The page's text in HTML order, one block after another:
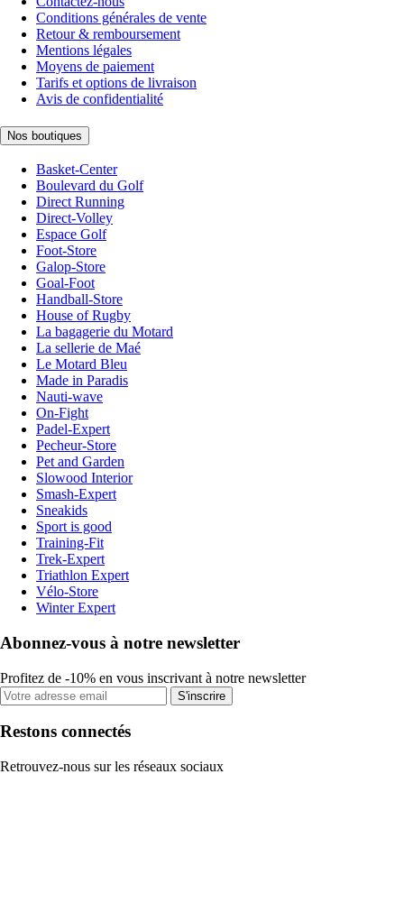
Conditions générales de vente
Retour & remboursement
Mentions légales
Moyens de paiement
Tarifs et options de livraison
Avis de confidentialité
Nos boutiques
Basket-Center
Boulevard du Golf
Direct Running
Direct-Volley
Espace Golf
Foot-Store
Galop-Store
Goal-Foot
Handball-Store
House of Rugby
La bagagerie du Motard
La sellerie de Maé
Le Motard Bleu
Made in Paradis
Nauti-wave
On-Fight
Padel-Expert
Pecheur-Store
Pet and Garden
Slowood Interior
Smash-Expert
Sneakids
Sport is good
Training-Fit
Trek-Expert
Triathlon Expert
Vélo-Store
Winter Expert
Abonnez-vous à notre newsletter
Profitez de -10% en vous inscrivant à notre newsletter
S'inscrire
Restons connectés
Retrouvez-nous sur les réseaux sociaux